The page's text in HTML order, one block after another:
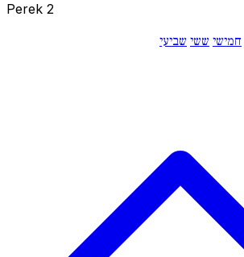
Perek 2
חמישי ששי שביעי